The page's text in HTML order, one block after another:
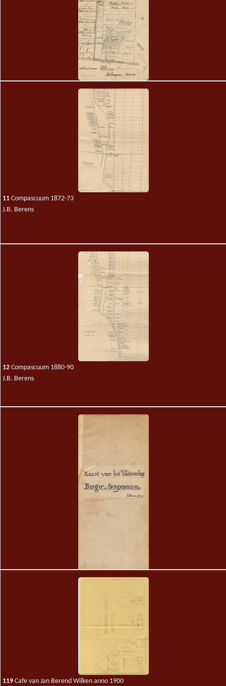
kaart veenplaats 28-43 Barger-Compascuum, 1-2 Zwartemeer, en het
11 Compascuum 1872-73
J.B. Berens
12 Compascuum 1880-90
J.B. Berens
Kaart van het Waterschap Barger-Compascuum
119 Cafe van Jan Berend Wilken anno 1900